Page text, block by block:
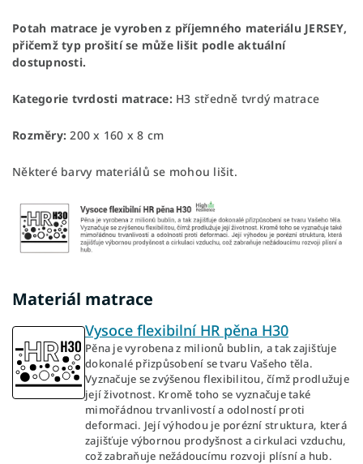
Potah matrace je vyroben z příjemného materiálu JERSEY,
přičemž typ prošití se může lišit podle aktuální
dostupnosti.
Kategorie tvrdosti matrace:H3 středně tvrdý matrace
Rozměry:200 x 160 x 8 cm
Některé barvy materiálů se mohou lišit.
Materiál matrace
Vysoce flexibilní HR pěna H30
Pěna je vyrobena z milionů bublin, a tak zajišťuje
dokonalé přizpůsobení se tvaru Vašeho těla.
Vyznačuje se zvýšenou flexibilitou, čímž prodlužuje
její životnost. Kromě toho se vyznačuje také
mimořádnou trvanlivostí a odolností proti
deformaci. Její výhodou je porézní struktura, která
zajišťuje výbornou prodyšnost a cirkulaci vzduchu,
což zabraňuje nežádoucímu rozvoji plísní a hub.